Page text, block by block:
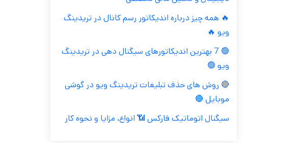
🔥 همه چیز درباره اندیکاتور رسم کانال در تریدینگ
ویو 🔥
🟢 7 بهترین اندیکاتورهای سیگنال دهی در تریدینگ
ویو 🟢
🔴 روش های حذف تبلیغات تریدینگ ویو در گوشی
موبایل 🔴
سیگنال اتوماتیک فارکس 📶 انواع، مزایا و نحوه کار